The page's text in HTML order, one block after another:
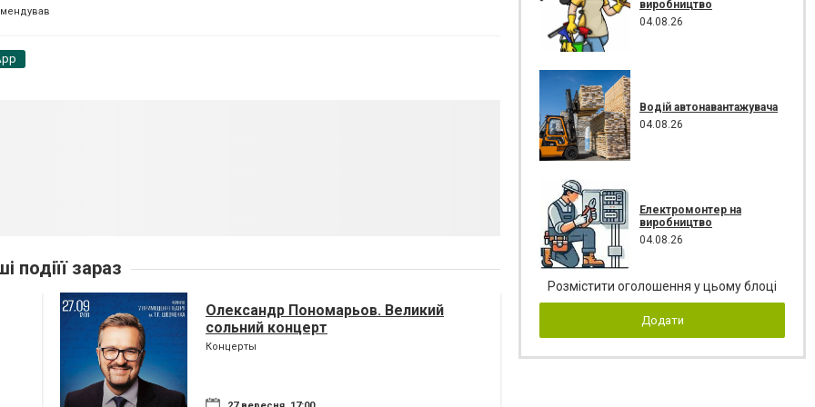
подіїї зараз
Олександр Пономарьов. Великий
сольний концерт
Концерты
виробництво
04.08.26
Водій автонавантажувача
04.08.26
Електромонтер на
виробництво
04.08.26
Розмістити оголошення у цьому блоці
Додати